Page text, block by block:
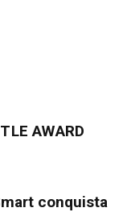
AWARD
conquista